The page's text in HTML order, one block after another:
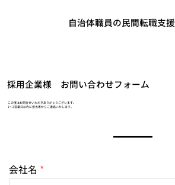
自治体職員の民間転職支援
採用企業様 お問い合わせフォーム
この度はお問合せいただきありがとうございます。
1〜2営業日以内に担当者からご連絡いたします。
会社名